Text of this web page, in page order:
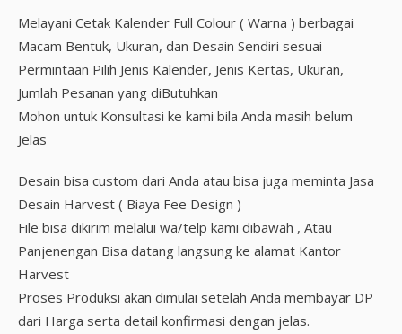
Melayani Cetak Kalender Full Colour ( Warna ) berbagai
Macam Bentuk, Ukuran, dan Desain Sendiri sesuai
Permintaan Pilih Jenis Kalender, Jenis Kertas, Ukuran,
Jumlah Pesanan yang diButuhkan
Mohon untuk Konsultasi ke kami bila Anda masih belum
Jelas
Desain bisa custom dari Anda atau bisa juga meminta Jasa
Desain Harvest ( Biaya Fee Design )
File bisa dikirim melalui wa/telp kami dibawah , Atau
Panjenengan Bisa datang langsung ke alamat Kantor
Harvest
Proses Produksi akan dimulai setelah Anda membayar DP
dari Harga serta detail konfirmasi dengan jelas.